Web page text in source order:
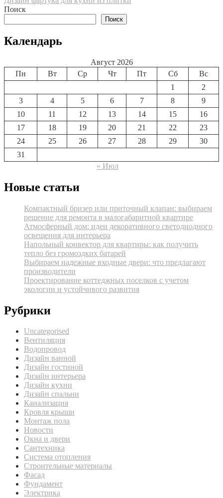
по
Поиск
Поиск
Календарь
Август 2026
Пн
Вт Ср Чт Пт Сб
Вс
1
2
3
4 5 6 7 8
9
10
11 12 13 14 15
16
17
18 19 20 21 22
23
24
25 26 27 28 29
30
31
« Июл
Новые статьи
Компактный бризер или приточный клапан: выбираем
решение для ремонта в малогабаритной квартире
Атмосферный дом: идеи декоративного светодиодного
освещения для интерьера
Напольный конвектор для квартиры: как получить
тепло без громоздких батарей
Выбираем надежные входные двери: что предлагают
производители
Проектирование коттеджных поселков с учетом
экологии и устойчивого развития
Рубрики
Uncategorised
Вентиляция
Водопровод
Дизайн ванной
Дизайн гостиной
Дизайн интерьера
Дизайн кухни
Дизайн спальни
Канализация
Кровля крыши
Монтаж пола
Новости
Окна и двери
Сантехника
Система отопления
Строительные материалы
Фасад
Фундамент
Электрика